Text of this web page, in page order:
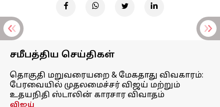
சமீபத்திய செய்திகள்
தொகுதி மறுவரையறை & மேகதாது விவகாரம்:
பேரவையில் முதலமைச்சர் விஜய் மற்றும்
உதயநிதி ஸ்டாலின் காரசார விவாதம்
விஜய்